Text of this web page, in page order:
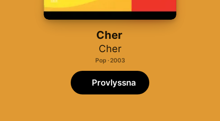
Cher
Cher
Pop · 2003
Provlyssna